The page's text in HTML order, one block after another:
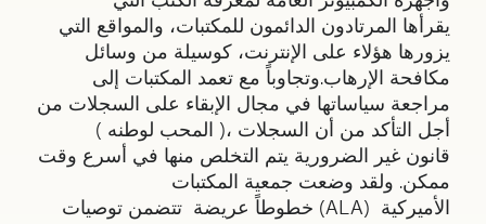
يقرأها المرتادون الدائمون للمكتبات، والمواقع التي
يزورها هؤلاء على الإنترنت، كوسيلة من وسائل
مكافحة الإرهاب.وتجاوباً مع تعمد المكتبات إلى
مراجعة سياساتها في مجال الإبقاء على السجلات من
أجل التأكد من أن السجلات ،( المحب لوطنه )
قانون غير الضرورية يتم التخلص منها في أسرع وقت
ممكن. ولقد وضعت جمعية المكتبات
الأميركية (ALA) خطوطاً عريضة تتضمن توصيات